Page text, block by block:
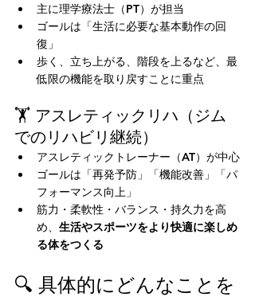
主に理学療法士（PT）が担当
ゴールは「生活に必要な基本動作の回
復」
歩く、立ち上がる、階段を上るなど、最
低限の機能を取り戻すことに重点
🏋️ アスレティックリハ（ジム
でのリハビリ継続）
アスレティックトレーナー（AT）が中心
ゴールは「再発予防」「機能改善」「パ
フォーマンス向上」
筋力・柔軟性・バランス・持久力を高
め、 生活やスポーツをより快適に楽しめ
る体をつくる
🔍 具体的にどんなことを